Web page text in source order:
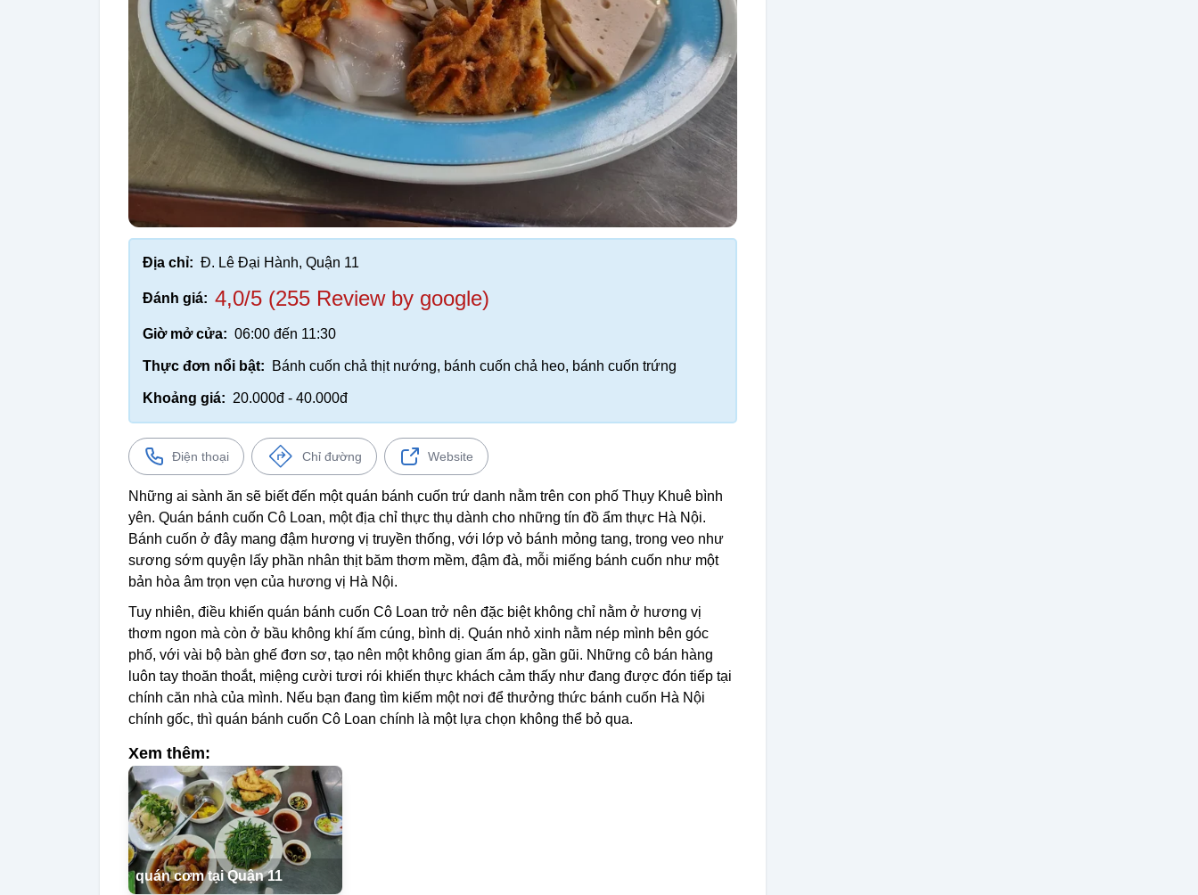
Địa chỉ: Đ. Lê Đại Hành, Quận 11
Đánh giá: 4,0/5 (255 Review by google)
Giờ mở cửa: 06:00 đến 11:30
Thực đơn nổi bật: Bánh cuốn chả thịt nướng, bánh cuốn chả heo, bánh cuốn trứng
Khoảng giá: 20.000đ - 40.000đ
Điện thoại Chỉ đường Website
Những ai sành ăn sẽ biết đến một quán bánh cuốn trứ danh nằm trên con phố Thụy Khuê bình
yên. Quán bánh cuốn Cô Loan, một địa chỉ thực thụ dành cho những tín đồ ẩm thực Hà Nội.
Bánh cuốn ở đây mang đậm hương vị truyền thống, với lớp vỏ bánh mỏng tang, trong veo như
sương sớm quyện lấy phần nhân thịt băm thơm mềm, đậm đà, mỗi miếng bánh cuốn như một
bản hòa âm trọn vẹn của hương vị Hà Nội.
Tuy nhiên, điều khiến quán bánh cuốn Cô Loan trở nên đặc biệt không chỉ nằm ở hương vị
thơm ngon mà còn ở bầu không khí ấm cúng, bình dị. Quán nhỏ xinh nằm nép mình bên góc
phố, với vài bộ bàn ghế đơn sơ, tạo nên một không gian ấm áp, gần gũi. Những cô bán hàng
luôn tay thoăn thoắt, miệng cười tươi rói khiến thực khách cảm thấy như đang được đón tiếp tại
chính căn nhà của mình. Nếu bạn đang tìm kiếm một nơi để thưởng thức bánh cuốn Hà Nội
chính gốc, thì quán bánh cuốn Cô Loan chính là một lựa chọn không thể bỏ qua.
Xem thêm:
quán cơm tại Quận 11